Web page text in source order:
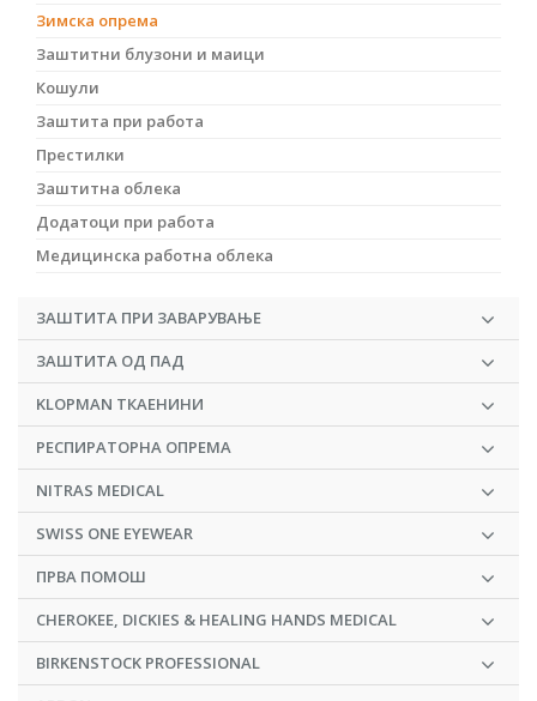
Зимска опрема
Заштитни блузони и маици
Кошули
Заштита при работа
Престилки
Заштитна облека
Додатоци при работа
Медицинска работна облека
ЗАШТИТА ПРИ ЗАВАРУВАЊЕ
ЗАШТИТА ОД ПАД
KLOPMAN ТКАЕНИНИ
РЕСПИРАТОРНА ОПРЕМА
NITRAS MEDICAL
SWISS ONE EYEWEAR
ПРВА ПОМОШ
CHEROKEE, DICKIES & HEALING HANDS MEDICAL
BIRKENSTOCK PROFESSIONAL